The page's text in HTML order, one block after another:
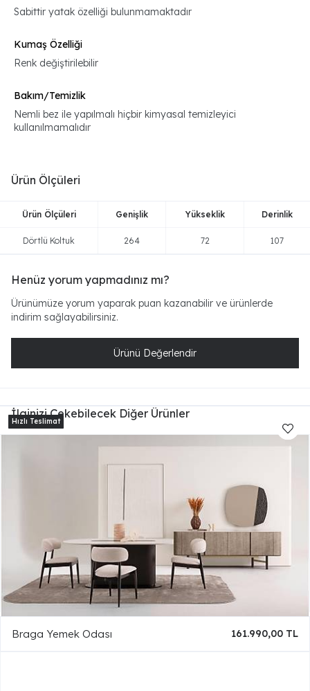
Sabittir yatak özelliği bulunmamaktadır
Kumaş Özelliği
Renk değiştirilebilir
Bakım/Temizlik
Nemli bez ile yapılmalı hiçbir kimyasal temizleyici
kullanılmamalıdır
Ürün Ölçüleri
Ürün Ölçüleri Genişlik Yükseklik Derinlik
Dörtlü Koltuk 264 72 107
Henüz yorum yapmadınız mı?
Ürünümüze yorum yaparak puan kazanabilir ve ürünlerde
indirim sağlayabilirsiniz.
Ürünü Değerlendir
İlginizi Çekebilecek Diğer Ürünler
Braga Yemek Odası 161.990,00 TL